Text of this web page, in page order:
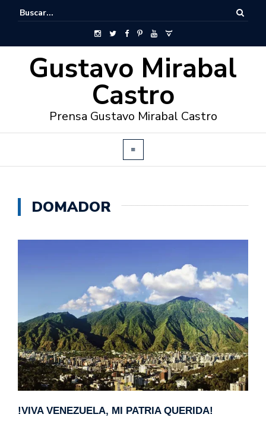
Gustavo Mirabal
Castro
Prensa Gustavo Mirabal Castro
DOMADOR
!VIVA VENEZUELA, MI PATRIA QUERIDA!